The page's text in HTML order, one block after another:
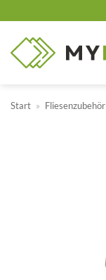
springen
Start » Fliesenzubehör